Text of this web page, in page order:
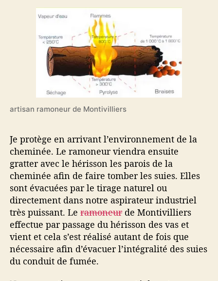
artisan ramoneur de Montivilliers
Je protège en arrivant l’environnement de la
cheminée. Le ramoneur viendra ensuite
gratter avec le hérisson les parois de la
cheminée afin de faire tomber les suies. Elles
sont évacuées par le tirage naturel ou
directement dans notre aspirateur industriel
très puissant. Le ramoneurde Montivilliers
effectue par passage du hérisson des vas et
vient et cela s’est réalisé autant de fois que
nécessaire afin d’évacuer l’intégralité des suies
du conduit de fumée.